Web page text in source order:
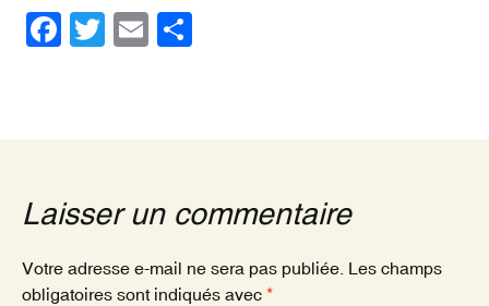
F
e
o
o
k
T
er
E
g
Laisser un commentaire
Votre adresse e-mail ne sera pas publiée. Les champs
obligatoires sont indiqués avec *